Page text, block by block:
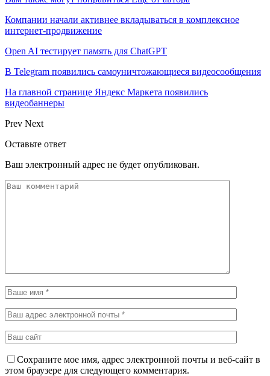
Компании начали активнее вкладываться в комплексное
интернет-продвижение
Open AI тестирует память для ChatGPT
В Telegram появились самоуничтожающиеся видеосообщения
На главной странице Яндекс Маркета появились
видеобаннеры
Prev Next
Оставьте ответ
Ваш электронный адрес не будет опубликован.
Сохраните мое имя, адрес электронной почты и веб-сайт в
этом браузере для следующего комментария.